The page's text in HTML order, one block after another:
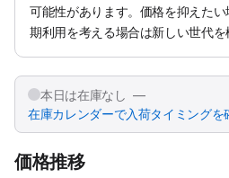
可能性があります。価格を抑えた
期利用を考える場合は新しい世代を
本日は在庫なし —
在庫カレンダーで入荷タイミングを
価格推移